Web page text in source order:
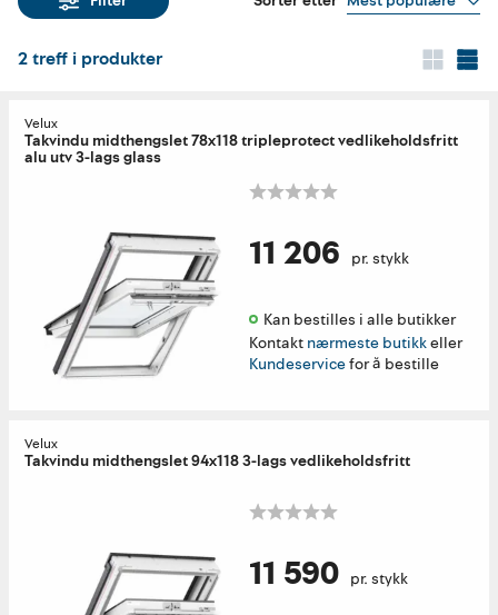
2treff i produkter
Velux
Takvindu midthengslet 78x118 tripleprotect vedlikeholdsfritt
alu utv 3-lags glass
11 206 pr. stykk
Kan bestilles i alle butikker
Kontakt nærmeste butikkeller
Kundeservicefor å bestille
Velux
Takvindu midthengslet 94x118 3-lags vedlikeholdsfritt
11 590 pr. stykk